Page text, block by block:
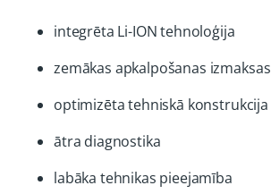
integrēta Li-ION tehnoloģija
zemākas apkalpošanas izmaksas
optimizēta tehniskā konstrukcija
ātra diagnostika
labāka tehnikas pieejamība